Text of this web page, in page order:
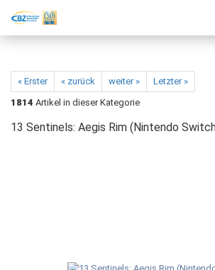
« Erster « zurück weiter »
Letzter »
1814 Artikel in dieser Kategorie
13 Sentinels: Aegis Rim (Nintendo